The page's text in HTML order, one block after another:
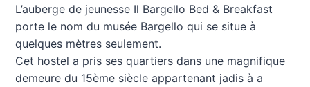
L’auberge de jeunesse Il Bargello Bed & Breakfast
porte le nom du musée Bargello qui se situe à
quelques mètres seulement.
Cet hostel a pris ses quartiers dans une magnifique
demeure du 15ème siècle appartenant jadis à a